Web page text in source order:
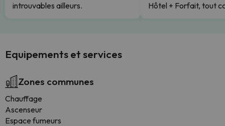
introuvables ailleurs.
Hôtel + Forfait, tout
Equipements et services
Zones communes
Chauffage
Ascenseur
Espace fumeurs